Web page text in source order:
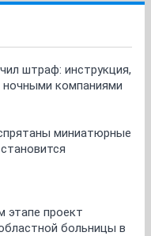
штраф: инструкция,
компаниями
миниатюрные
этапе проект
больницы в